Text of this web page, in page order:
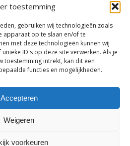
toestemming
gebruiken wij technologieën zoals
apparaat op te slaan en/of te
met deze technologieën kunnen wij
ID's op deze site verwerken. Als je
toestemming intrekt, kan dit een
functies en mogelijkheden.
Accepteren
Weigeren
voorkeuren
service
MEDIA